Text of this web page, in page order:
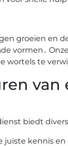
groeien en
vormen․
te
van
biedt
juiste kennis